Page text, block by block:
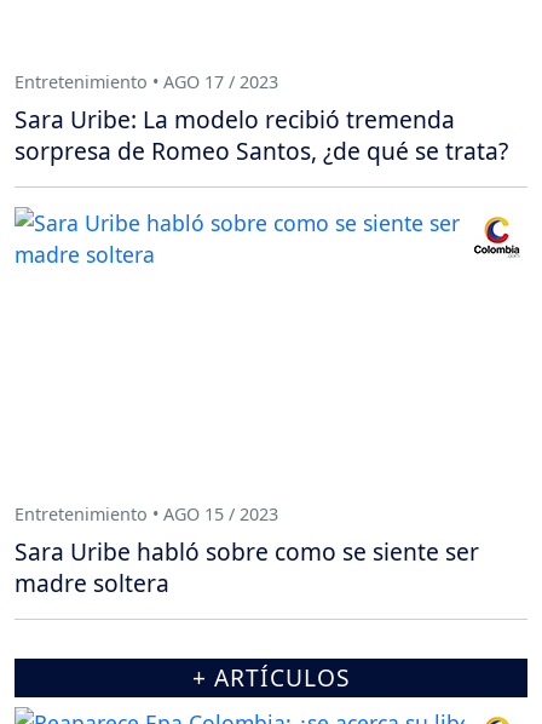
Entretenimiento • AGO 17 / 2023
Sara Uribe: La modelo recibió tremenda
sorpresa de Romeo Santos, ¿de qué se trata?
Entretenimiento • AGO 15 / 2023
Sara Uribe habló sobre como se siente ser
madre soltera
+ ARTÍCULOS